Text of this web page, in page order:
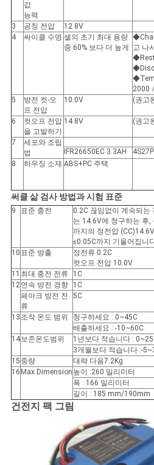
회
를
하
다
이
맵
PRIVACY
POLICY
값
능력
3 공칭 전압
12.8V
4
싸이클 수명 셀의 초기 최대 용량
중 60% 보다 더 높게
고 나
2000
5
방전 컷-오
프 전압
10.0V (권고
6
컷오프 전압
을 고발하기
14.8V (권고
7
세포와 조립
법
IFR26650EC 3.3AH
4S27P
8
하우징 소재 ABS+PC 주택
써클 삶 검사 방법과 시험 표준
9 표준 충전
0.2C 끊임없이 계속되는
는 14.6V에 청구하는 후,
까지의 정전압 (CC)14.6V
≤0.05C까지 기울어집니
10 표준 방출
정전류 0.2C
컷오프 전압 10.0V
11 최대 충전 전류 1C
12연속 방전 경향
1C
페아크 방전 전
류
5C
13 조작 온도 범위 청구하세요 : 0~45C
배출하세요 : -10~60C
14보존온도범위 1년보다 적습니다 :
3개월보다 적습니다 :-
15 중량
대략 다음7.2Kg
16 Max.Dimension 높이 :260 밀리미터
폭 : 166 밀리미터
길이 : 185 mm/190mm
건전지 팩 그림